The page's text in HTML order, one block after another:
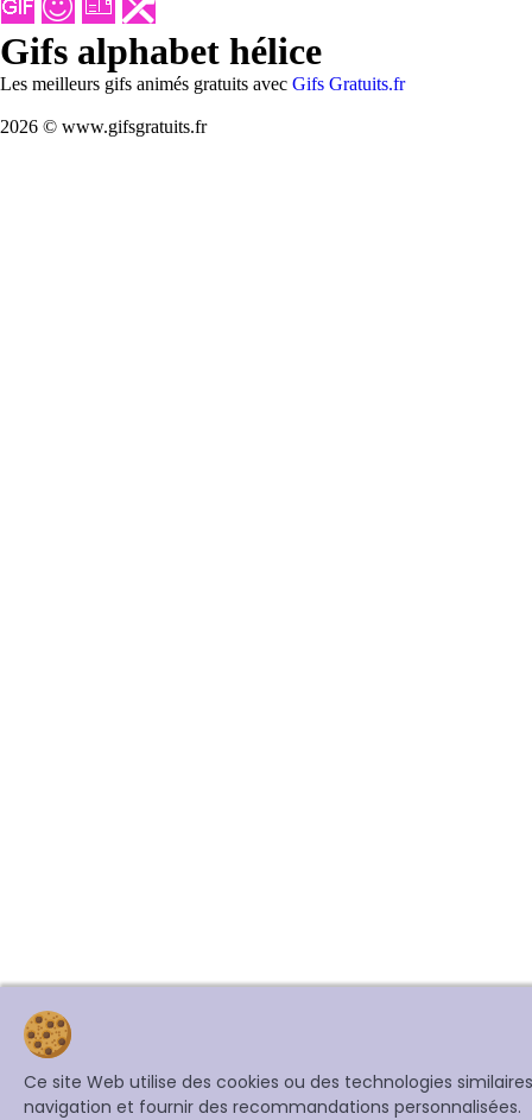
Gifs alphabet hélice
Les meilleurs gifs animés gratuits avec Gifs Gratuits.fr
2026 © www.gifsgratuits.fr
Ce site Web utilise des cookies ou des technologies
navigation et fournir des recommandations personnalisées.